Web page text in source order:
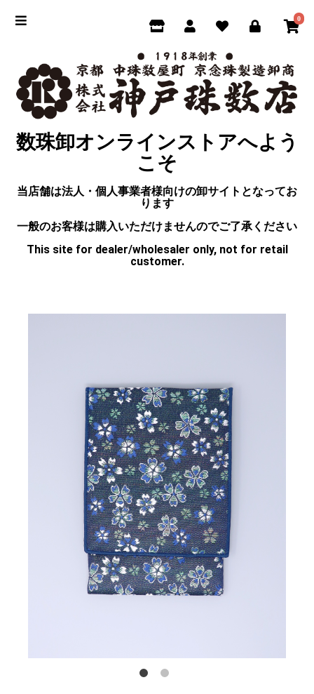
0
数珠卸オンラインストアへよう
こそ
当店舗は法人・個人事業者様向けの卸サイトとなってお
ります
一般のお客様は購入いただけませんのでご了承ください
This site for dealer/wholesaler only, not for retail
customer.